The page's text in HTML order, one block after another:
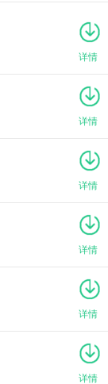
详情
详情
详情
详情
详情
详情